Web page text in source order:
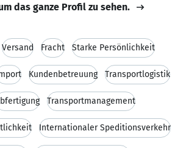
das ganze Profil zu sehen.
Versand Fracht Starke Persönlichkeit
Kundenbetreuung Transportlogistik
Transportmanagement
Internationaler Speditionsverkehr